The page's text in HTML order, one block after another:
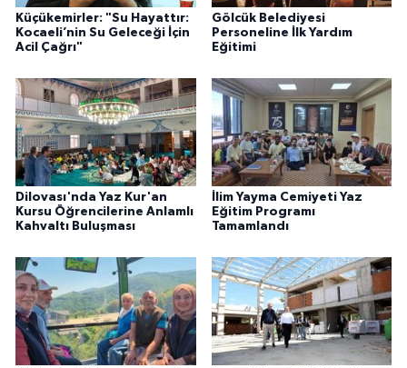
Küçükemirler: "Su Hayattır:
Kocaeli’nin Su Geleceği İçin
Acil Çağrı"
Gölcük Belediyesi
Personeline İlk Yardım
Eğitimi
Dilovası'nda Yaz Kur'an
Kursu Öğrencilerine Anlamlı
Kahvaltı Buluşması
İlim Yayma Cemiyeti Yaz
Eğitim Programı
Tamamlandı